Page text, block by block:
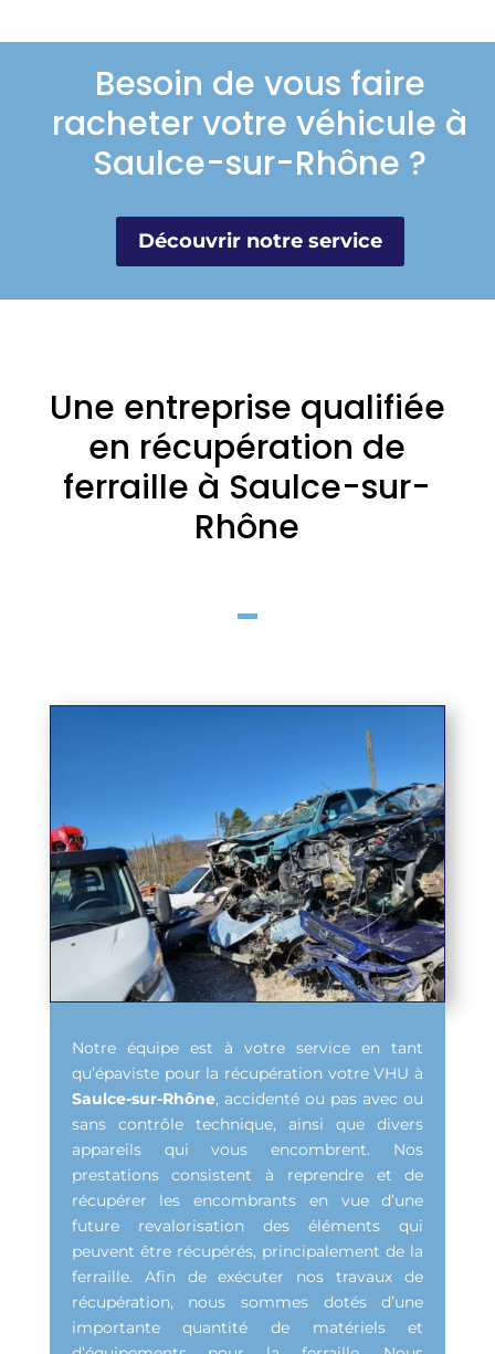
Besoin de vous faire
racheter votre véhicule à
Saulce-sur-Rhône ?
Découvrir notre service
Une entreprise qualifiée
en récupération de
ferraille à Saulce-sur-
Rhône
Notre équipe est à votre service en tant
qu’épaviste pour la récupération votre VHU à
Saulce-sur-Rhône, accidenté ou pas avec ou
sans contrôle technique, ainsi que divers
appareils qui vous encombrent. Nos
prestations consistent à reprendre et de
récupérer les encombrants en vue d’une
future revalorisation des éléments qui
peuvent être récupérés, principalement de la
ferraille. Afin de exécuter nos travaux de
récupération, nous sommes dotés d’une
importante quantité de matériels et